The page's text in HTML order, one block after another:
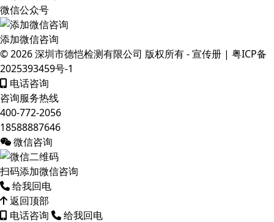
微信公众号
添加微信咨询
© 2026深圳市德恺检测有限公司 版权所有 -宣传册 | 粤ICP备
2025393459号-1
电话咨询
咨询服务热线
400-772-2056
18588887646
微信咨询
扫码添加微信咨询
给我回电
返回顶部
电话咨询
给我回电